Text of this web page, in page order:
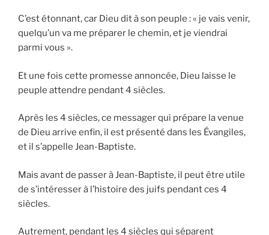
C’est étonnant, car Dieu dit à son peuple : « je vais venir,
quelqu’un va me préparer le chemin, et je viendrai
parmi vous ».
Et une fois cette promesse annoncée, Dieu laisse le
peuple attendre pendant 4 siècles.
Après les 4 siècles, ce messager qui prépare la venue
de Dieu arrive enfin, il est présenté dans les Évangiles,
et il s’appelle Jean-Baptiste.
Mais avant de passer à Jean-Baptiste, il peut être utile
de s’intéresser à l’histoire des juifs pendant ces 4
siècles.
Autrement, pendant les 4 siècles qui séparent